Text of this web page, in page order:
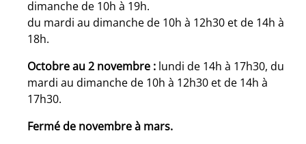
dimanche de 10h à 19h.
du mardi au dimanche de 10h à 12h30 et de 14h à
18h.
Octobre au 2 novembre : lundi de 14h à 17h30, du
mardi au dimanche de 10h à 12h30 et de 14h à
17h30.
Fermé de novembre à mars.